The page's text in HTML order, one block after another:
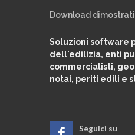
Download
Soluzioni software
dell'edilizia, enti
commercialisti,
notai, periti edili e
Seguici su